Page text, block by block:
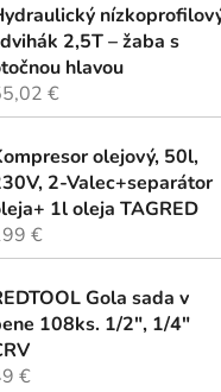
2,5T – žaba s
hlavou
€
olejový, 50l,
2-Valec+separátor
1l oleja TAGRED
€
Gola sada v
108ks. 1/2", 1/4"
€